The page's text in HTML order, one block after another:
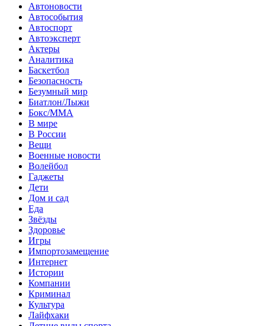
Автоновости
Автособытия
Автоспорт
Автоэксперт
Актеры
Аналитика
Баскетбол
Безопасность
Безумный мир
Биатлон/Лыжи
Бокс/MMA
В мире
В России
Вещи
Военные новости
Волейбол
Гаджеты
Дети
Дом и сад
Еда
Звёзды
Здоровье
Игры
Импортозамещение
Интернет
Истории
Компании
Криминал
Культура
Лайфхаки